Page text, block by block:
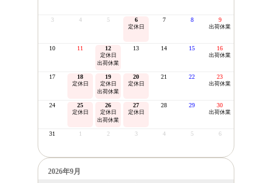
3 4 5 6
定休日
7 8 9
出荷休業
10 11 12
定休日
出荷休業
13 14 15 16
出荷休業
17 18
定休日
19
定休日
出荷休業
20
定休日
21 22 23
出荷休業
24 25
定休日
26
定休日
出荷休業
27
定休日
28 29 30
出荷休業
31 1 2 3 4 5 6
2026年9月